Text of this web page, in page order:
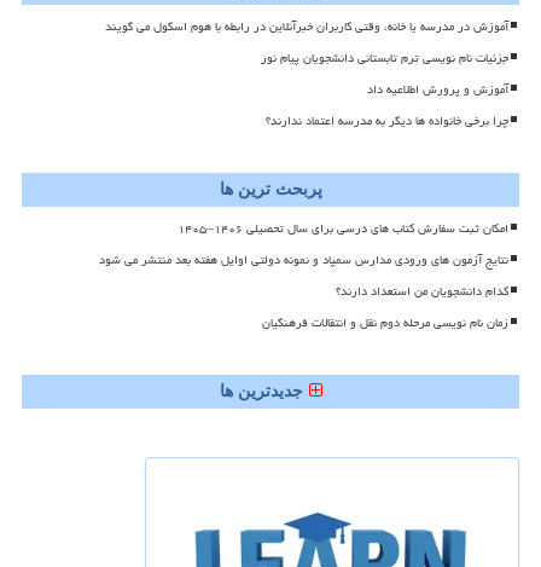
آموزش در مدرسه یا خانه، وقتی کاربران خبرآنلاین در رابطه با هوم اسکول می گویند
جزئیات نام نویسی ترم تابستانی دانشجویان پیام نور
آموزش و پرورش اطلاعیه داد
چرا برخی خانواده ها دیگر به مدرسه اعتماد ندارند؟
پربحث ترین ها
امکان ثبت سفارش کتاب های درسی برای سال تحصیلی ۱۴۰۶–۱۴۰۵
نتایج آزمون های ورودی مدارس سمپاد و نمونه دولتی اوایل هفته بعد منتشر می شود
کدام دانشجویان من استعداد دارند؟
زمان نام نویسی مرحله دوم نقل و انتقالات فرهنگیان
جدیدترین ها